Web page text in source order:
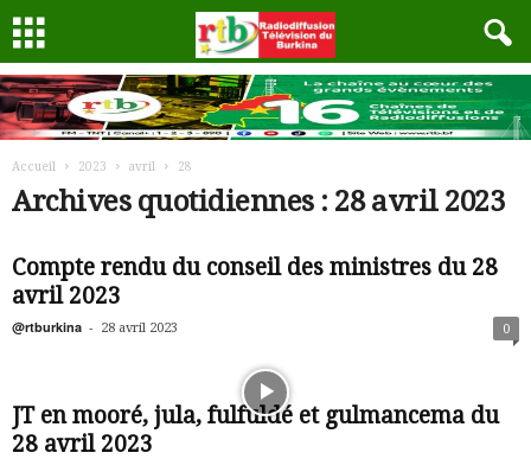
Accueil 2023 avril 28
Archives quotidiennes : 28 avril 2023
Compte rendu du conseil des ministres du 28
avril 2023
@rtburkina - 28 avril 2023 0
JT en mooré, jula, fulfuldé et gulmancema du
28 avril 2023